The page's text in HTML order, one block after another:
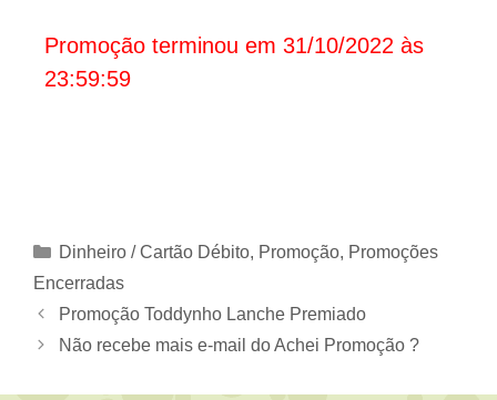
Promoção terminou em 31/10/2022 às
23:59:59
Categorias
Dinheiro / Cartão Débito, Promoção, Promoções
Encerradas
Promoção Toddynho Lanche Premiado
Não recebe mais e-mail do Achei Promoção ?